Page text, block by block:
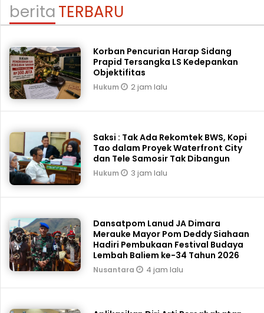
beritaTERBARU
Korban Pencurian Harap Sidang
Prapid Tersangka LS Kedepankan
Objektifitas
Hukum 2 jam lalu
Saksi : Tak Ada Rekomtek BWS, Kopi
Tao dalam Proyek Waterfront City
dan Tele Samosir Tak Dibangun
Hukum 3 jam lalu
Dansatpom Lanud JA Dimara
Merauke Mayor Pom Deddy Siahaan
Hadiri Pembukaan Festival Budaya
Lembah Baliem ke-34 Tahun 2026
Nusantara 4 jam lalu